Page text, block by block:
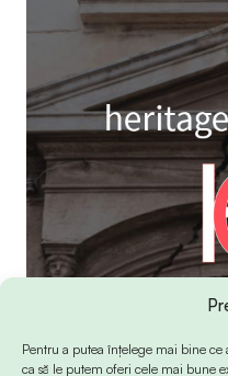
Pentru a putea înțelege mai bine
ca să le putem oferi cele mai bune